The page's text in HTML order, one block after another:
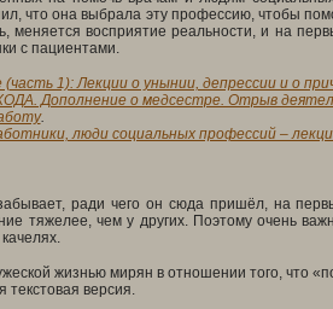
что она выбрала эту профессию, чтобы
меняется восприятие реальности, и на
с пациентами.
1): Лекции о унынии, депрессии и о
о медсестре. Отрыв
.
люди социальных профессий –
ради чего он сюда пришёл, на
тяжелее, чем у других. Поэтому очень
жизнью мирян в отношении того, что
версия.